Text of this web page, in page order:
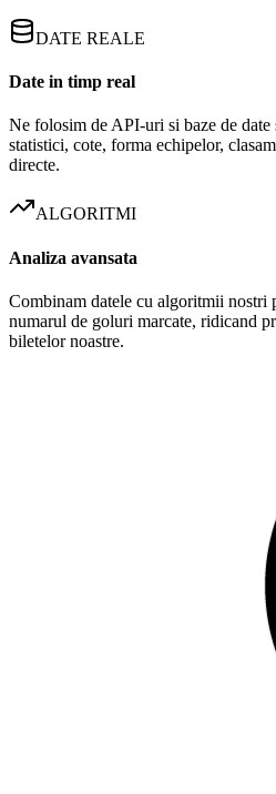
DATE REALE
Date in timp real
Ne folosim de API-uri si baze de date
statistici, cote, forma echipelor,
directe.
ALGORITMI
Analiza avansata
Combinam datele cu algoritmii nostri
numarul de goluri marcate, ridicand
biletelor noastre.